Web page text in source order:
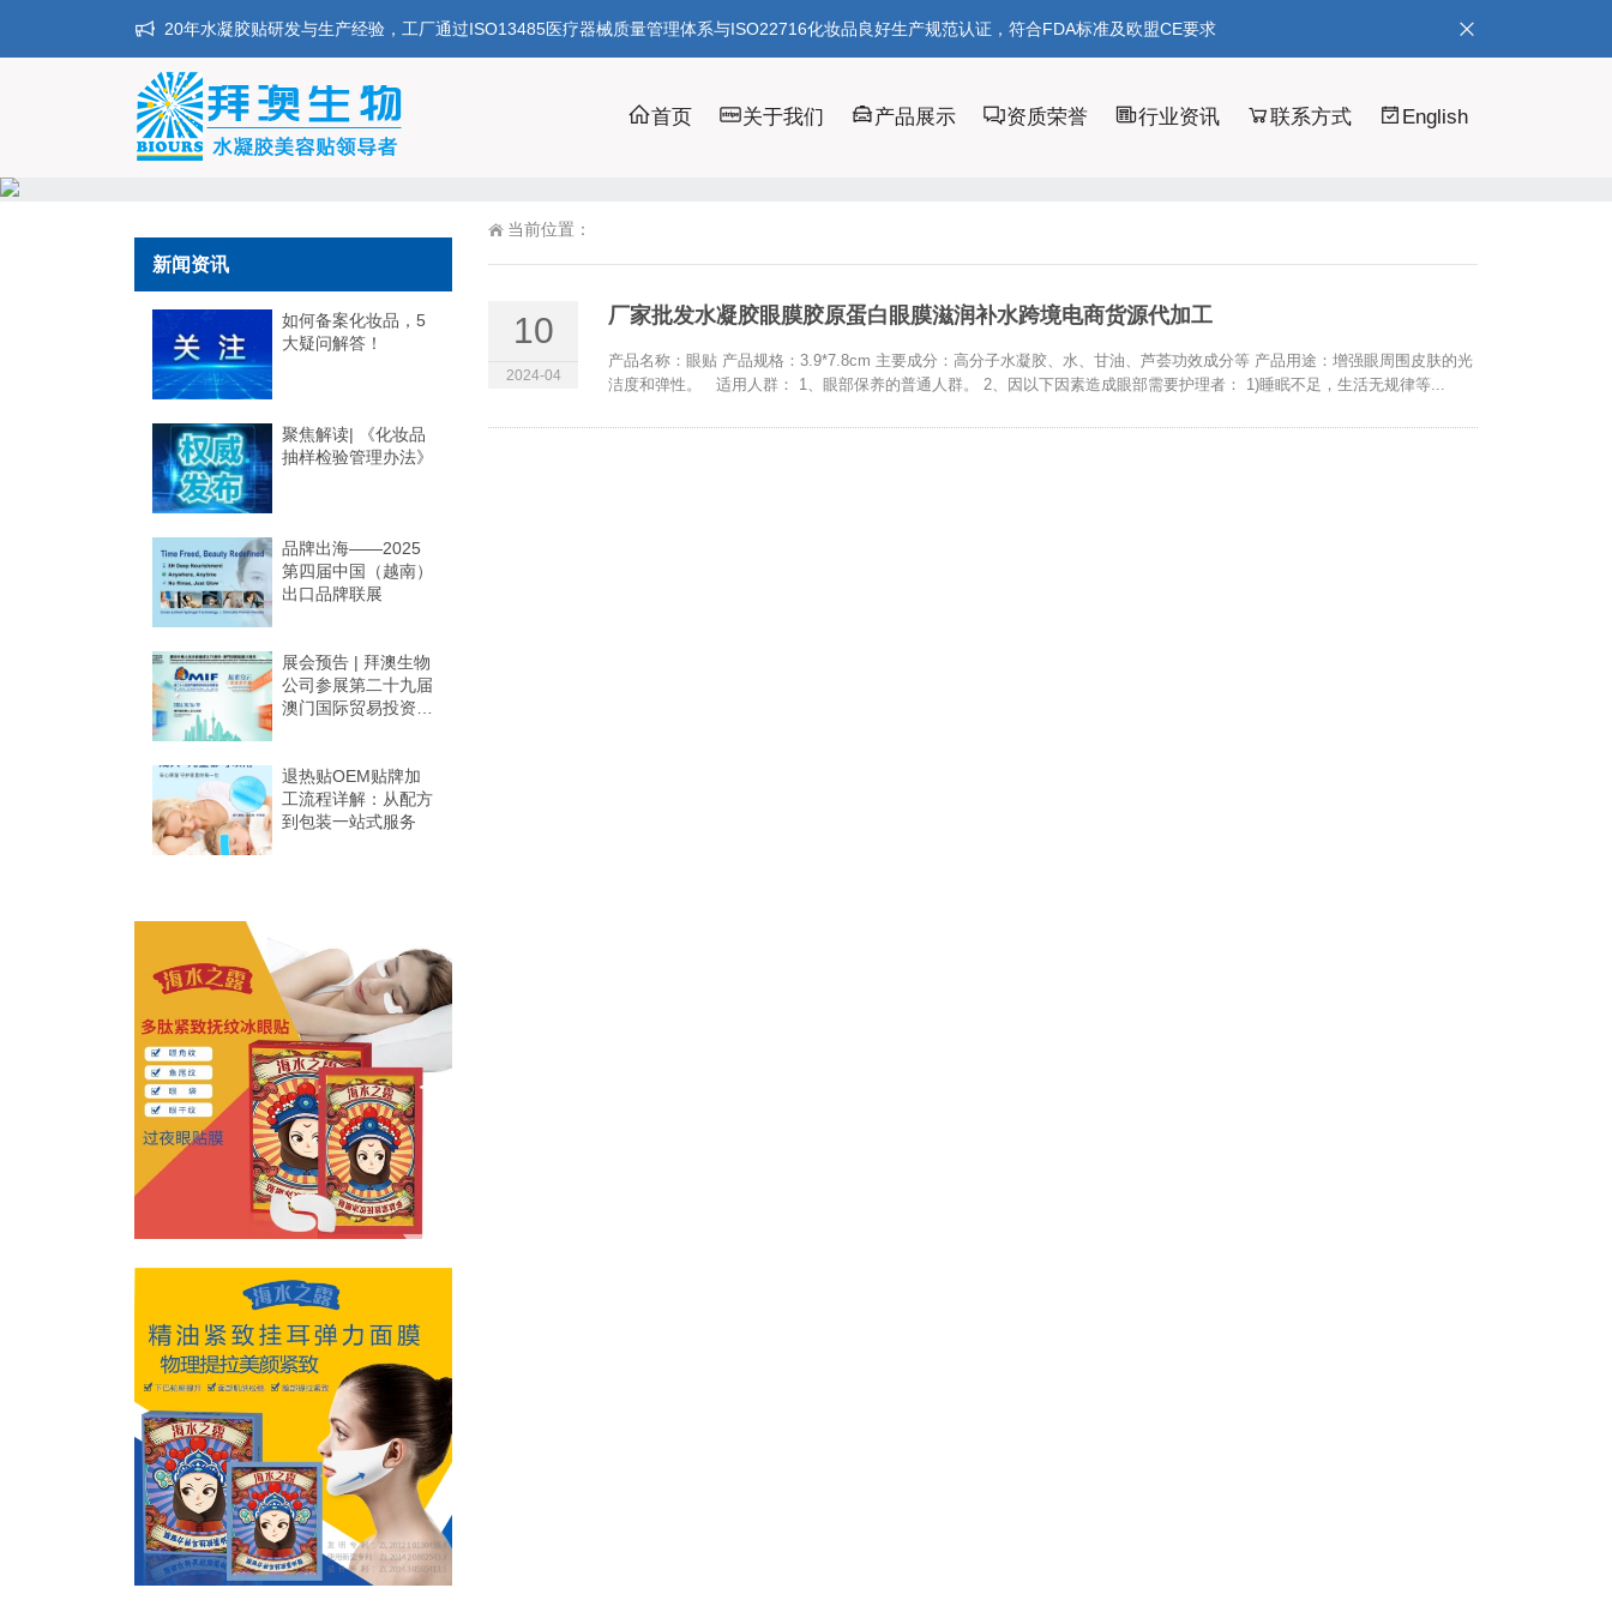
20年水凝胶贴研发与生产经验，工厂通过ISO13485医疗器械质量管理体系与ISO22716化妆品良好生产规范认证，符合FDA标准及欧盟CE要求
首页 关于我们 产品展示 资质荣誉 行业资讯 联系方式 English
当前位置：
10
2024-04
厂家批发水凝胶眼膜胶原蛋白眼膜滋润补水跨境电商货源代加工
产品名称：眼贴 产品规格：3.9*7.8cm 主要成分：高分子水凝胶、水、甘油、芦荟功效成分等 产品用途：增强眼周围皮肤的光
洁度和弹性。 适用人群： 1、眼部保养的普通人群。 2、因以下因素造成眼部需要护理者： 1)睡眠不足，生活无规律等...
新闻资讯
如何备案化妆品，5
大疑问解答！
聚焦解读| 《化妆品
抽样检验管理办法》
品牌出海——2025
第四届中国（越南）
出口品牌联展
展会预告 | 拜澳生物
公司参展第二十九届
澳门国际贸易投资展
退热贴OEM贴牌加
工流程详解：从配方
到包装一站式服务